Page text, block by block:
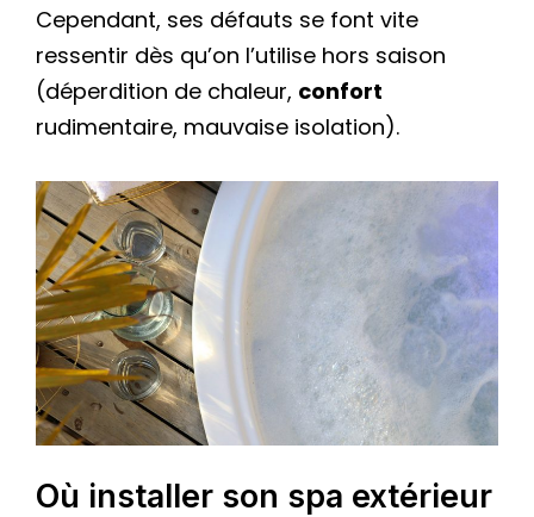
Cependant, ses défauts se font vite
ressentir dès qu’on l’utilise hors saison
(déperdition de chaleur, confort
rudimentaire, mauvaise isolation).
Où installer son spa extérieur